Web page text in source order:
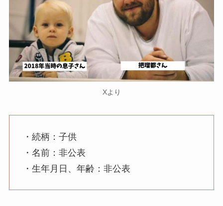
Xより
・続柄：子供
・名前：非公表
・生年月日、年齢：非公表